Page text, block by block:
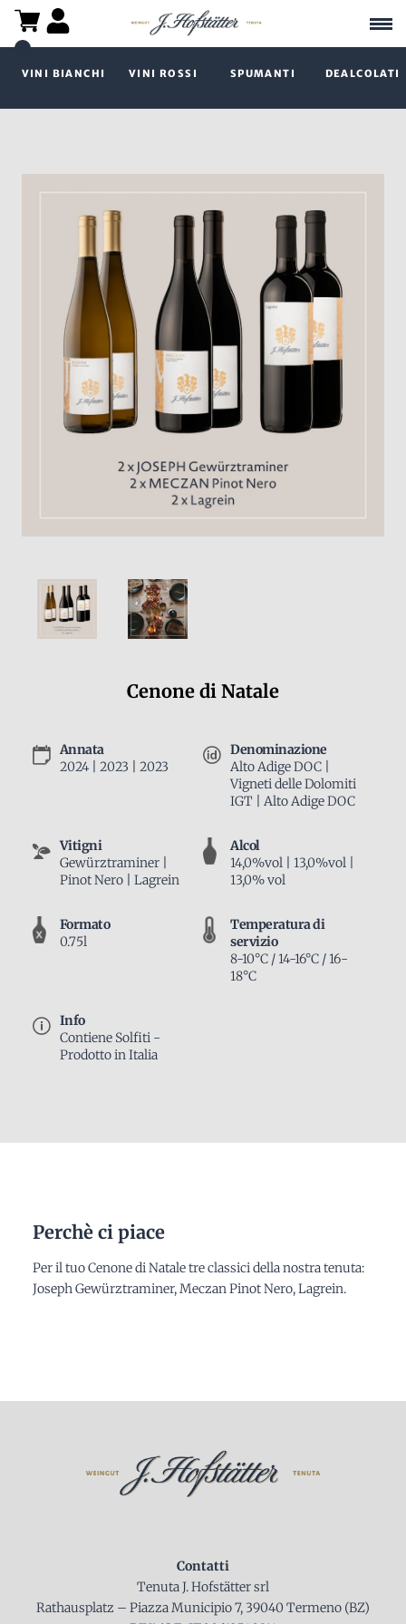
VINI BIANCHI VINI ROSSI SPUMANTI DEALCOLATI
Cenone di Natale
Annata
2024 | 2023 | 2023
Denominazione
Alto Adige DOC |
Vigneti delle Dolomiti
IGT | Alto Adige DOC
Vitigni
Gewürztraminer |
Pinot Nero | Lagrein
Alcol
14,0%vol | 13,0%vol |
13,0% vol
Formato
0.75l
Temperatura di
servizio
8-10°C / 14-16°C / 16-
18°C
Info
Contiene Solfiti -
Prodotto in Italia
Perchè ci piace
Per il tuo Cenone di Natale tre classici della nostra tenuta:
Joseph Gewürztraminer, Meczan Pinot Nero, Lagrein.
Contatti
Tenuta J. Hofstätter srl
Rathausplatz – Piazza Municipio 7, 39040 Termeno (BZ)